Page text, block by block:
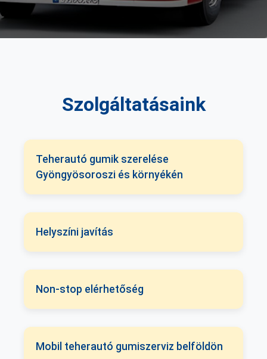
Szolgáltatásaink
Teherautó gumik szerelése
Gyöngyösoroszi és környékén
Helyszíni javítás
Non-stop elérhetőség
Mobil teherautó gumiszerviz belföldön